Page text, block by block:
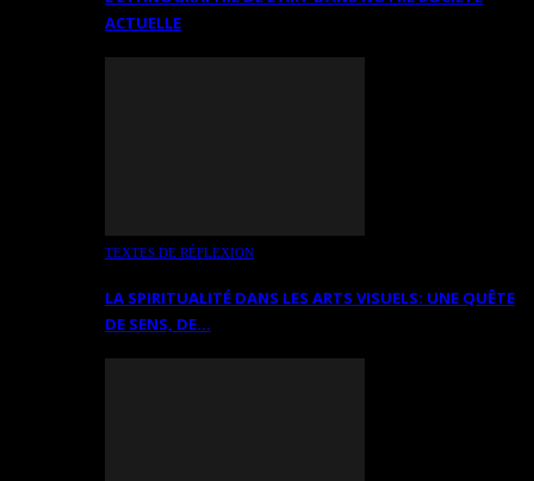
ACTUELLE
TEXTES DE RÉFLEXION
LA SPIRITUALITÉ DANS LES ARTS VISUELS: UNE QUÊTE
DE SENS, DE…